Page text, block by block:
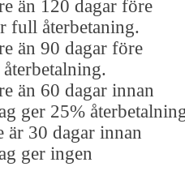
än 120 dagar före
full återbetaning.
än 90 dagar före
än 60 dagar innan
ger 25%
är 30 dagar innan
ger ingen